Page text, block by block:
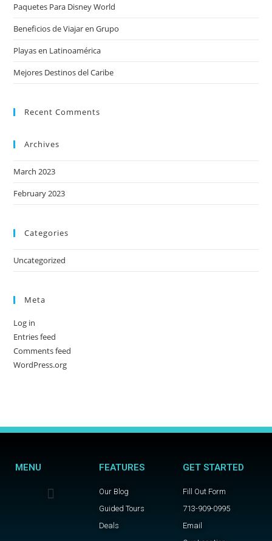
Paquetes Para Disney World
Beneficios de Viajar en Grupo
Playas en Latinoamérica
Mejores Destinos del Caribe
Recent Comments
Archives
March 2023
February 2023
Categories
Uncategorized
Meta
Log in
Entries feed
Comments feed
WordPress.org
MENU FEATURES
Our Blog
Guided Tours
Deals
GET STARTED
Fill Out Form
713-909-0995
Email